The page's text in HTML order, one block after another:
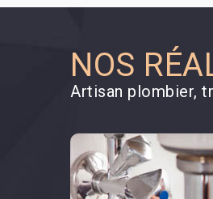
NOS
Artisan plombier,